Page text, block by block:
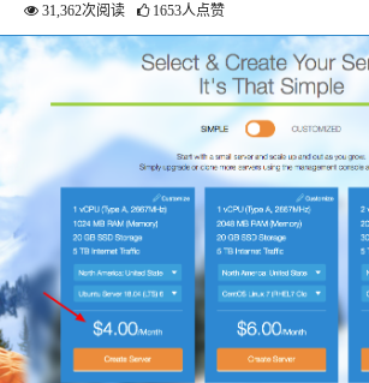
31,362次阅读 1653人点赞